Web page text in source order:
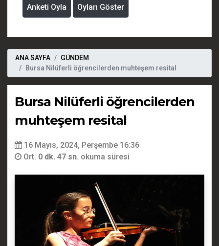
Anketi Oyla Oyları Göster
ANA SAYFA
GÜNDEM
Bursa Nilüferli öğrencilerden muhteşem resital
Bursa Nilüferli öğrencilerden
muhteşem resital
16 Mayıs, 2024, Perşembe 16:36
Ort. 0 dk. 47 sn. okuma süresi